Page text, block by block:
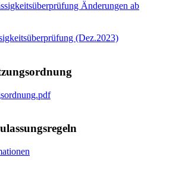
Änderungen ab
(Dez.2023)